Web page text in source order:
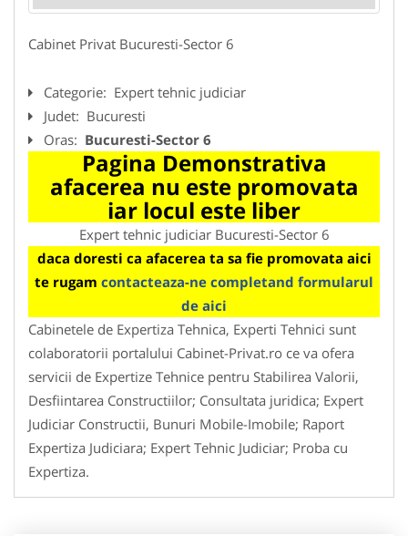
Cabinet Privat Bucuresti-Sector 6
Categorie: Expert tehnic judiciar
Judet: Bucuresti
Oras: Bucuresti-Sector 6
Pagina Demonstrativa
afacerea nu este promovata
iar locul este liber
Expert tehnic judiciar Bucuresti-Sector 6
daca doresti ca afacerea ta sa fie promovata aici
te rugam contacteaza-ne completand formularul
de aici
Cabinetele de Expertiza Tehnica, Experti Tehnici sunt
colaboratorii portalului Cabinet-Privat.ro ce va ofera
servicii de Expertize Tehnice pentru Stabilirea Valorii,
Desfiintarea Constructiilor; Consultata juridica; Expert
Judiciar Constructii, Bunuri Mobile-Imobile; Raport
Expertiza Judiciara; Expert Tehnic Judiciar; Proba cu
Expertiza.